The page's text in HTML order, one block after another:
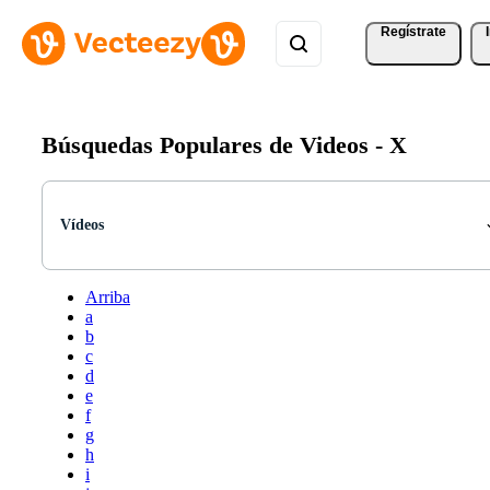
Regístrate
Búsquedas Populares de Videos - X
Vídeos
Arriba
a
b
c
d
e
f
g
h
i